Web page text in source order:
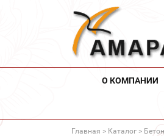
О КОМПАНИИ
Главная > Каталог >